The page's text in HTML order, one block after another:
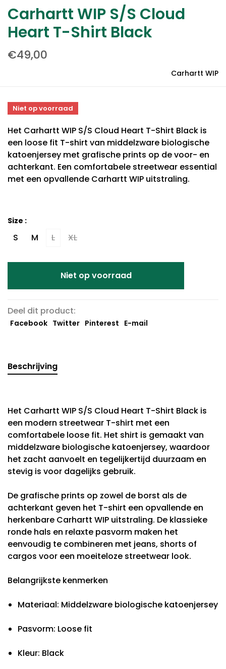
Carhartt WIP S/S Cloud
Heart T-Shirt Black
€49,00
Carhartt WIP
Niet op voorraad
Het Carhartt WIP S/S Cloud Heart T-Shirt Black is
een loose fit T-shirt van middelzware biologische
katoenjersey met grafische prints op de voor- en
achterkant. Een comfortabele streetwear essential
met een opvallende Carhartt WIP uitstraling.
Size :
S M L XL
Niet op voorraad
Deel dit product:
Facebook Twitter Pinterest E-mail
Beschrijving
Het Carhartt WIP S/S Cloud Heart T-Shirt Black is
een modern streetwear T-shirt met een
comfortabele loose fit. Het shirt is gemaakt van
middelzware biologische katoenjersey, waardoor
het zacht aanvoelt en tegelijkertijd duurzaam en
stevig is voor dagelijks gebruik.
De grafische prints op zowel de borst als de
achterkant geven het T-shirt een opvallende en
herkenbare Carhartt WIP uitstraling. De klassieke
ronde hals en relaxte pasvorm maken het
eenvoudig te combineren met jeans, shorts of
cargos voor een moeiteloze streetwear look.
Belangrijkste kenmerken
Materiaal: Middelzware biologische katoenjersey
Pasvorm: Loose fit
Kleur: Black